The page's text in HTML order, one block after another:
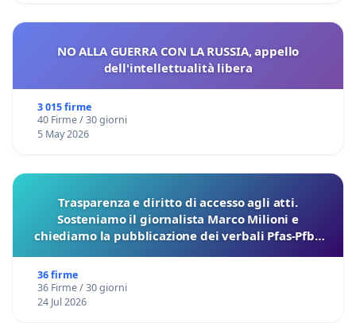
NO ALLA GUERRA CON LA RUSSIA, appello
dell'intellettualità libera
3 015 firme
40 Firme / 30 giorni
5 May 2026
Trasparenza e diritto di accesso agli atti.
Sosteniamo il giornalista Marco Milioni e
chiediamo la pubblicazione dei verbali Pfas-Pfba
36 firme
36 Firme / 30 giorni
24 Jul 2026